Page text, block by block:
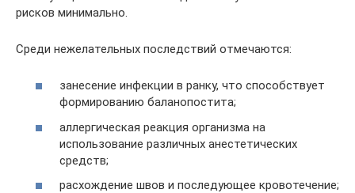
рисков минимально.
Среди нежелательных последствий отмечаются:
занесение инфекции в ранку, что способствует
формированию баланопостита;
аллергическая реакция организма на
использование различных анестетических
средств;
расхождение швов и последующее кровотечение;